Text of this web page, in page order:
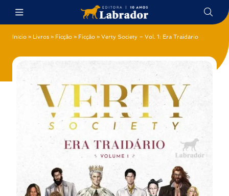
Início » Livros » Ficção » Ficção » Verty Society – Vol. 1: Era Traidário